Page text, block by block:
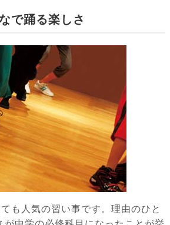
で踊る楽しさ
も人気の習い事です。理由のひと